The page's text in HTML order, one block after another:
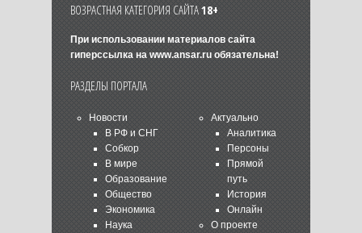
ВОЗРАСТНАЯ КАТЕГОРИЯ САЙТА18+
При использовании материалов сайта
гиперссылка на www.ansar.ruобязательна!
РАЗДЕЛЫ ПОРТАЛА
Новости
В РФ и СНГ
Собкор
В мире
Образование
Общество
Экономика
Наука
Актуально
Аналитика
Персоны
Прямой
путь
История
Онлайн
О проекте